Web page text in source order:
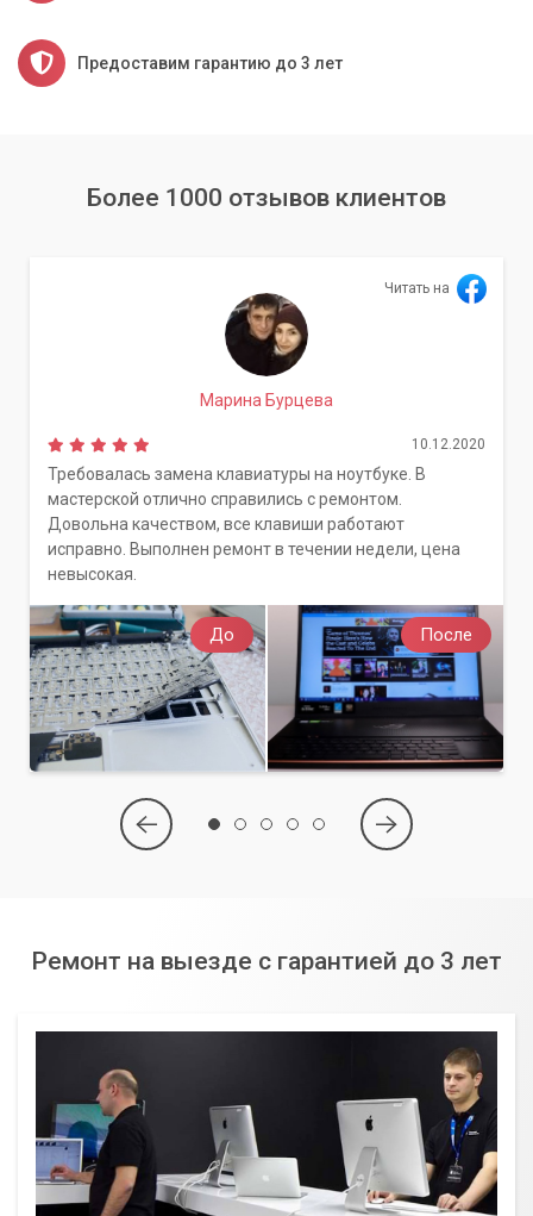
Предоставим гарантию до 3 лет
Более 1000 отзывов клиентов
До После
Читать на
Марина Бурцева
10.12.2020
Требовалась замена клавиатуры на ноутбуке. В
мастерской отлично справились с ремонтом.
Довольна качеством, все клавиши работают
исправно. Выполнен ремонт в течении недели, цена
невысокая.
Ремонт на выезде с гарантией до 3 лет